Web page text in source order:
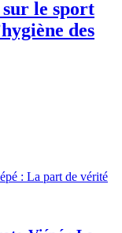
le sport
des